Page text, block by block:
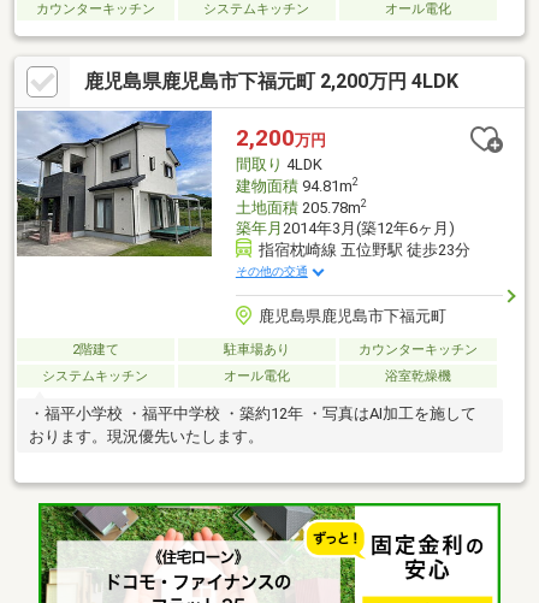
カウンターキッチン システムキッチン オール電化
鹿児島県鹿児島市下福元町 2,200万円 4LDK
2,200万円
間取り 4LDK
建物面積94.81m2
土地面積205.78m2
築年月 2014年3月(築12年6ヶ月)
指宿枕崎線 五位野駅 徒歩23分
その他の交通
鹿児島県鹿児島市下福元町
2階建て 駐車場あり
カウンターキッチン
システムキッチン
オール電化 浴室乾燥機
・福平小学校 ・福平中学校 ・築約12年 ・写真はAI加工を施して
おります。現況優先いたします。